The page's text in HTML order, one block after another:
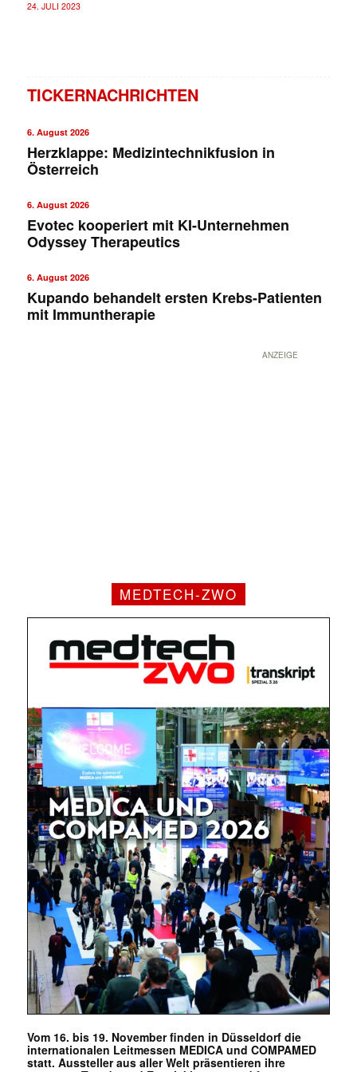
24. JULI 2023
TICKERNACHRICHTEN
6. August 2026
Herzklappe: Medizintechnikfusion in
Österreich
6. August 2026
Evotec kooperiert mit KI-Unternehmen
Odyssey Therapeutics
6. August 2026
Kupando behandelt ersten Krebs-Patienten
mit Immuntherapie
ANZEIGE
MEDTECH-ZWO
Vom 16. bis 19. November finden in Düsseldorf die
internationalen Leitmessen MEDICA und COMPAMED
statt. Aussteller aus aller Welt präsentieren ihre